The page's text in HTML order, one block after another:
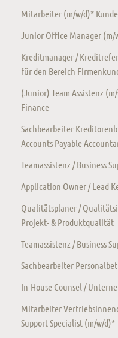
Mitarbeiter (m/w/d)*
Junior Office Manager (m/
Kreditmanager /
für den Bereich
(Junior) Team Assistenz
Finance
Sachbearbeiter
Accounts Payable
Teamassistenz / Business
Application Owner / Lead
Qualitätsplaner /
Projekt- & Produktqualität
Teamassistenz / Business
Sachbearbeiter
In-House Counsel /
Mitarbeiter
Support Specialist (m/w/d)*